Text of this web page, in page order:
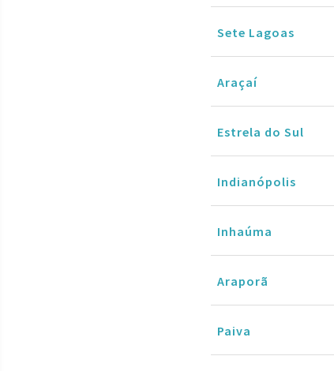
Sete Lagoas
Araçaí
Estrela do Sul
Indianópolis
Inhaúma
Araporã
Paiva